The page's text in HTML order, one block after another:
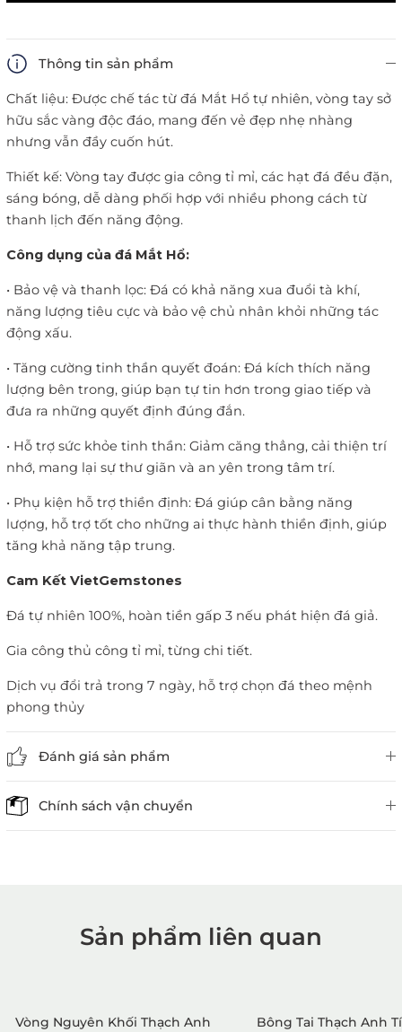
Thông tin sản phẩm
Chất liệu: Được chế tác từ đá Mắt Hổ tự nhiên, vòng tay sở
hữu sắc vàng độc đáo, mang đến vẻ đẹp nhẹ nhàng
nhưng vẫn đầy cuốn hút.
Thiết kế: Vòng tay được gia công tỉ mỉ, các hạt đá đều đặn,
sáng bóng, dễ dàng phối hợp với nhiều phong cách từ
thanh lịch đến năng động.
Công dụng của đá Mắt Hổ:
• Bảo vệ và thanh lọc: Đá có khả năng xua đuổi tà khí,
năng lượng tiêu cực và bảo vệ chủ nhân khỏi những tác
động xấu.
• Tăng cường tinh thần quyết đoán: Đá kích thích năng
lượng bên trong, giúp bạn tự tin hơn trong giao tiếp và
đưa ra những quyết định đúng đắn.
• Hỗ trợ sức khỏe tinh thần: Giảm căng thẳng, cải thiện trí
nhớ, mang lại sự thư giãn và an yên trong tâm trí.
• Phụ kiện hỗ trợ thiền định: Đá giúp cân bằng năng
lượng, hỗ trợ tốt cho những ai thực hành thiền định, giúp
tăng khả năng tập trung.
Cam Kết VietGemstones
Đá tự nhiên 100%, hoàn tiền gấp 3 nếu phát hiện đá giả.
Gia công thủ công tỉ mỉ, từng chi tiết.
Dịch vụ đổi trả trong 7 ngày, hỗ trợ chọn đá theo mệnh
phong thủy
Đánh giá sản phẩm
Chính sách vận chuyển
1. Mua hàng trực tiếp tại VietGemstones
Sản phẩm liên quan
Vòng Nguyên Khối Thạch Anh
Bông Tai Thạch Anh